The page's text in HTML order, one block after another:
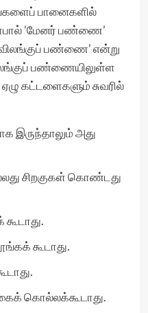
பானைகளில்
’மேனர் பண்ணை’
பண்ணை’ என்று
பண்ணையிலுள்ள
கட்டளைகளும் சுவரில்
இருந்தாலும் அது
சிறகுகள் கொண்டது
கூடாது.
கொல்லக்கூடாது.